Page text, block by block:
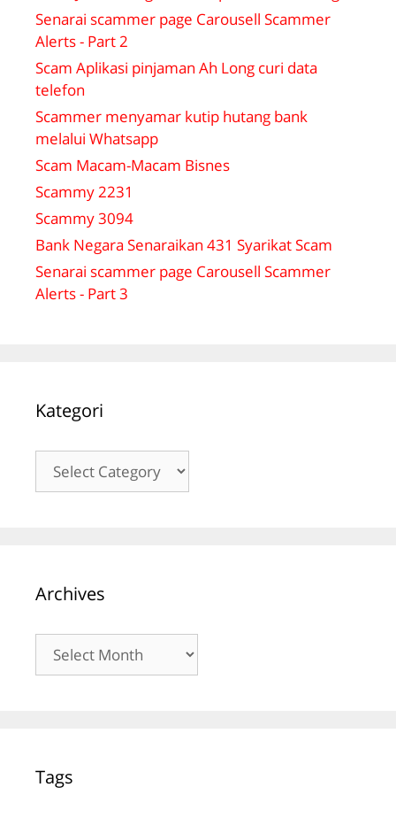
Senarai scammer page Carousell Scammer
Alerts - Part 2
Scam Aplikasi pinjaman Ah Long curi data
telefon
Scammer menyamar kutip hutang bank
melalui Whatsapp
Scam Macam-Macam Bisnes
Scammy 2231
Scammy 3094
Bank Negara Senaraikan 431 Syarikat Scam
Senarai scammer page Carousell Scammer
Alerts - Part 3
Kategori
Kategori
Archives
Archives
Tags